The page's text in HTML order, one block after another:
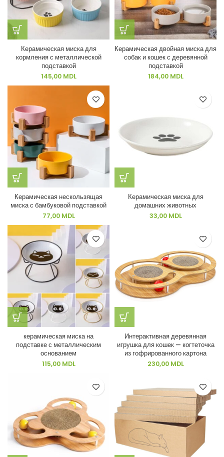
Керамическая миска для
кормления с металлической
подставкой
145,00 MDL
Керамическая двойная миска для
собак и кошек с деревянной
подставкой
184,00 MDL
Керамическая нескользящая
миска с бамбуковой подставкой
77,00 MDL
Керамическая миска для
домашних животных
33,00 MDL
керамическая миска на
подставке с металлическим
основанием
115,00 MDL
Интерактивная деревянная
игрушка для кошек — когтеточка
из гофрированного картона
230,00 MDL